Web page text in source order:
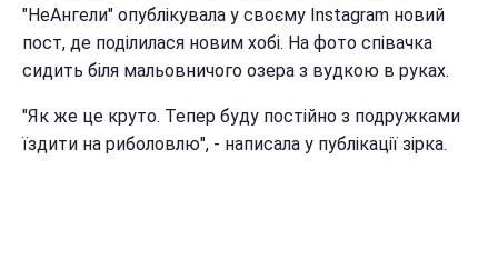
"НеАнгели" опублікувала у своєму Instagram новий
пост, де поділилася новим хобі. На фото співачка
сидить біля мальовничого озера з вудкою в руках.
"Як же це круто. Тепер буду постійно з подружками
їздити на риболовлю", - написала у публікації зірка.